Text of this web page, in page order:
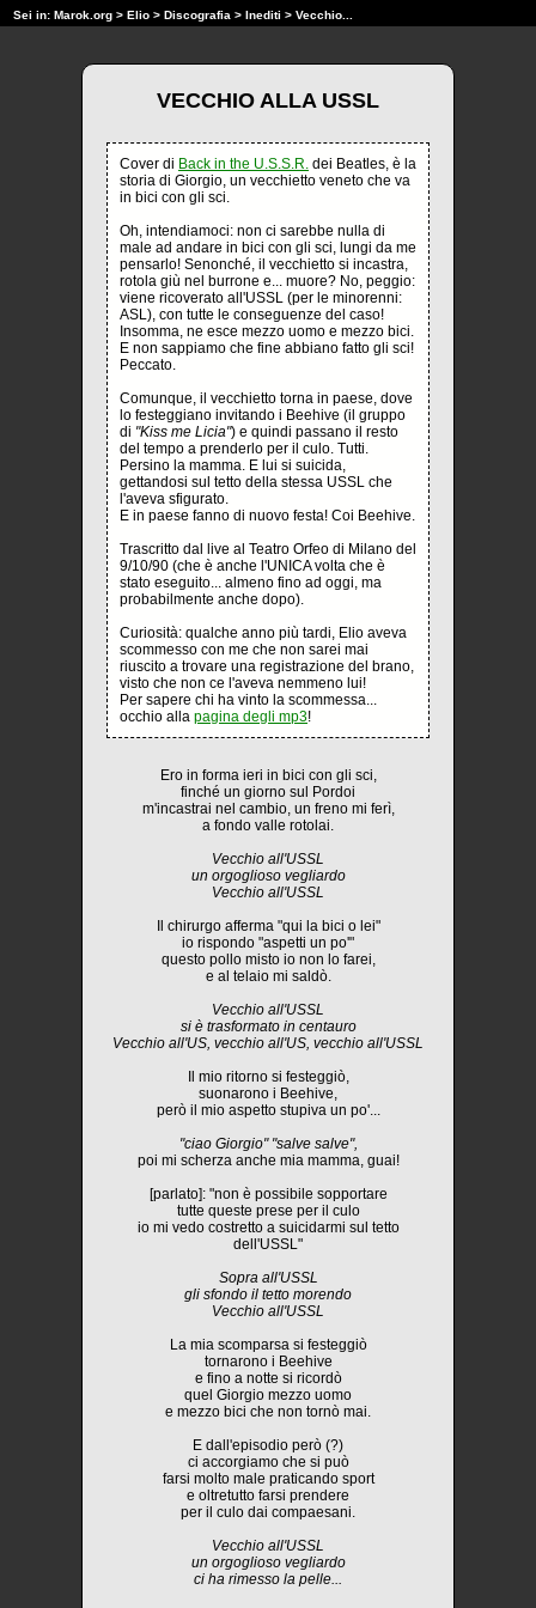
Sei in: Marok.org > Elio > Discografia > Inediti > Vecchio...
VECCHIO ALLA USSL
Cover di Back in the U.S.S.R. dei Beatles, è la
storia di Giorgio, un vecchietto veneto che va
in bici con gli sci.
Oh, intendiamoci: non ci sarebbe nulla di
male ad andare in bici con gli sci, lungi da me
pensarlo! Senonché, il vecchietto si incastra,
rotola giù nel burrone e... muore? No, peggio:
viene ricoverato all'USSL (per le minorenni:
ASL), con tutte le conseguenze del caso!
Insomma, ne esce mezzo uomo e mezzo bici.
E non sappiamo che fine abbiano fatto gli sci!
Peccato.
Comunque, il vecchietto torna in paese, dove
lo festeggiano invitando i Beehive (il gruppo
di "Kiss me Licia") e quindi passano il resto
del tempo a prenderlo per il culo. Tutti.
Persino la mamma. E lui si suicida,
gettandosi sul tetto della stessa USSL che
l'aveva sfigurato.
E in paese fanno di nuovo festa! Coi Beehive.
Trascritto dal live al Teatro Orfeo di Milano del
9/10/90 (che è anche l'UNICA volta che è
stato eseguito... almeno fino ad oggi, ma
probabilmente anche dopo).
Curiosità: qualche anno più tardi, Elio aveva
scommesso con me che non sarei mai
riuscito a trovare una registrazione del brano,
visto che non ce l'aveva nemmeno lui!
Per sapere chi ha vinto la scommessa...
occhio alla pagina degli mp3!
Ero in forma ieri in bici con gli sci,
finché un giorno sul Pordoi
m'incastrai nel cambio, un freno mi ferì,
a fondo valle rotolai.
Vecchio all'USSL
un orgoglioso vegliardo
Vecchio all'USSL
Il chirurgo afferma "qui la bici o lei"
io rispondo "aspetti un po'"
questo pollo misto io non lo farei,
e al telaio mi saldò.
Vecchio all'USSL
si è trasformato in centauro
Vecchio all'US, vecchio all'US, vecchio all'USSL
Il mio ritorno si festeggiò,
suonarono i Beehive,
però il mio aspetto stupiva un po'...
"ciao Giorgio" "salve salve",
poi mi scherza anche mia mamma, guai!
[parlato]: "non è possibile sopportare
tutte queste prese per il culo
io mi vedo costretto a suicidarmi sul tetto
dell'USSL"
Sopra all'USSL
gli sfondo il tetto morendo
Vecchio all'USSL
La mia scomparsa si festeggiò
tornarono i Beehive
e fino a notte si ricordò
quel Giorgio mezzo uomo
e mezzo bici che non tornò mai.
E dall'episodio però (?)
ci accorgiamo che si può
farsi molto male praticando sport
e oltretutto farsi prendere
per il culo dai compaesani.
Vecchio all'USSL
un orgoglioso vegliardo
ci ha rimesso la pelle...